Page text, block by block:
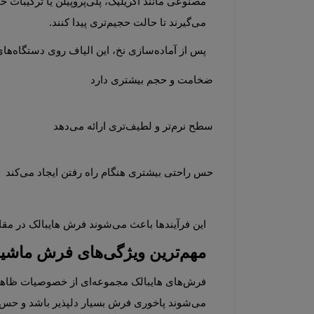
می‌گیرند تا حالت حجیم‌تری پیدا کنند.
پس از آماده‌سازی نخ، این الیاف روی دستگاه‌های پیشرفته بافندگی قرار می‌گیرند. نتیجه نهایی فرشی است که:
ضخامت و حجم بیشتری دارد
سطح نرم‌تر و لطیف‌تری ارائه می‌دهد
حس راحتی بیشتری هنگام راه رفتن ایجاد می‌کند
این فرآیندها باعث می‌شوند فرش هایبالک در مقایسه با برخی فرش‌های معمولی، پرتر و لوکس‌تر به نظر برسد.
مهم‌ترین ویژگی‌های فرش ماشینی هایبالک
می‌شوند پاخوری فرش بسیار دلپذیر باشد و حس گرما و راحتی منتقل کند. این خصوصیت به‌ویژه در فضاهایی که افراد زمان زیادی روی فرش می‌گذرانند اهمیت دارد.